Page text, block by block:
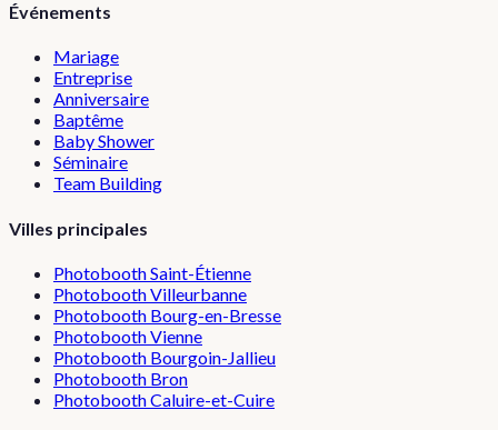
Événements
Mariage
Entreprise
Anniversaire
Baptême
Baby Shower
Séminaire
Team Building
Villes principales
PhotoboothSaint-Étienne
PhotoboothVilleurbanne
Photobooth Bourg-en-Bresse
PhotoboothVienne
Photobooth Bourgoin-Jallieu
Photobooth Bron
PhotoboothCaluire-et-Cuire